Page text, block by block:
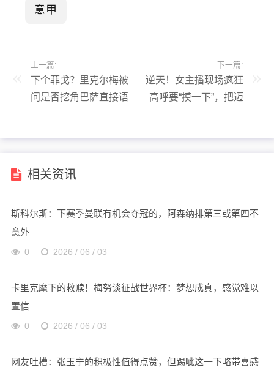
意甲
上一篇:
下个菲戈？里克尔梅被
问是否挖角巴萨直接语
下一篇:
逆天！女主播现场疯狂
高呼要“摸一下”，把迈
相关资讯
斯科尔斯：下赛季曼联有机会夺冠的，阿森纳排第三或第四不
意外
0 2026 / 06 / 03
卡里克麾下的救赎！梅努谈征战世界杯：梦想成真，感觉难以
置信
0 2026 / 06 / 03
网友吐槽：张玉宁的积极性值得点赞，但踢呲这一下略带喜感